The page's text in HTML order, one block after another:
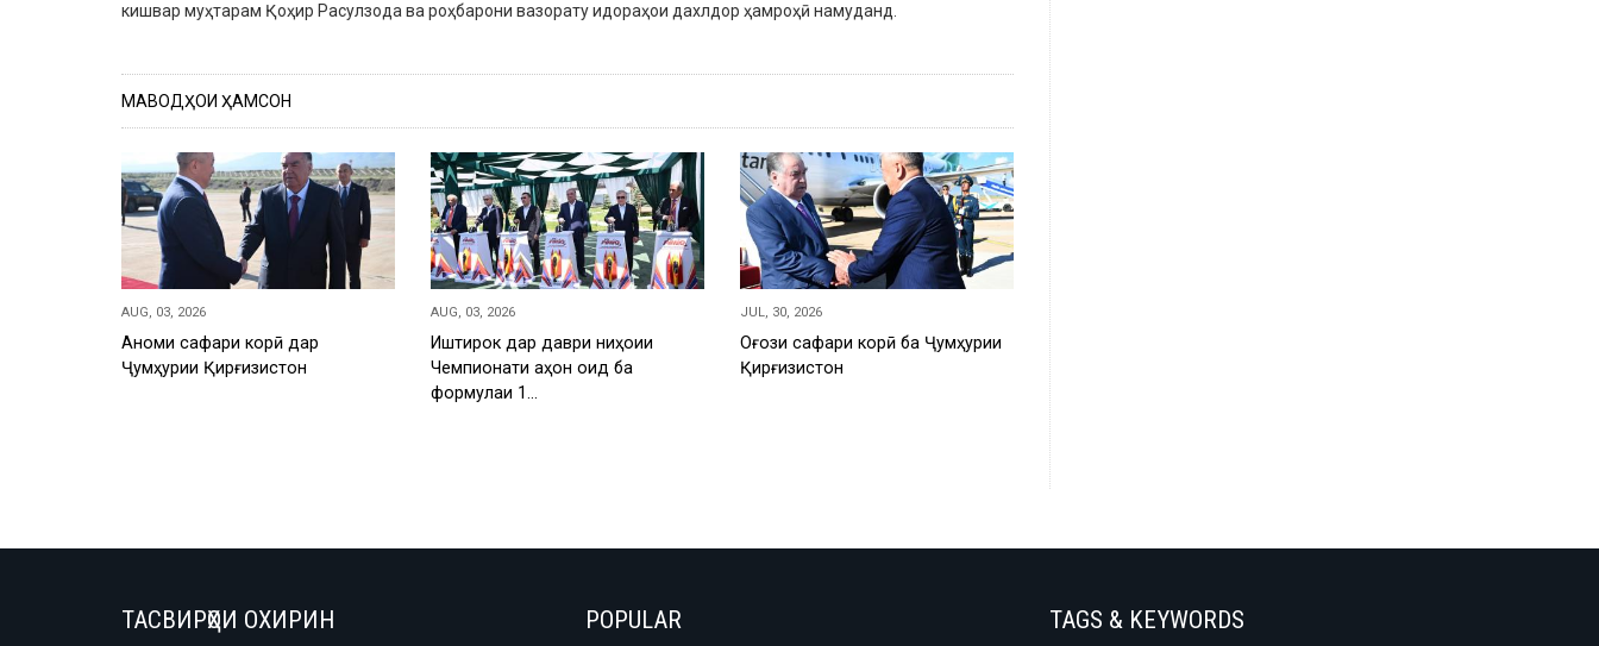
кишвар муҳтарам Қоҳир Расулзода ва роҳбарони вазорату идораҳои дахлдор ҳамроҳӣ намуданд.
МАВОДҲОИ ҲАМСОН
AUG, 03, 2026
Анҷоми сафари корӣ дар
Ҷумҳурии Қирғизистон
AUG, 03, 2026
Иштирок дар даври ниҳоии
Чемпионати ҷаҳон оид ба
формулаи 1…
JUL, 30, 2026
Оғози сафари корӣ ба Ҷумҳурии
Қирғизистон
ТАСВИРҲОИ ОХИРИН POPULAR TAGS & KEYWORDS